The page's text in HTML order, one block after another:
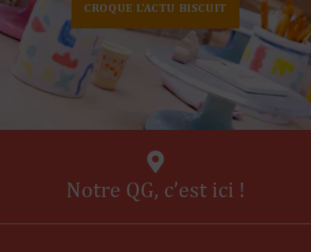
CROQUE L'ACTU BISCUIT
Notre QG, c’est ici !